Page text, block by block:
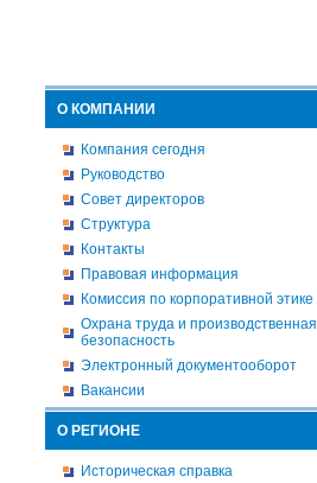
О КОМПАНИИ
Компания сегодня
Руководство
Совет директоров
Структура
Контакты
Правовая информация
Комиссия по корпоративной этике
Охрана труда и производственная
безопасность
Электронный документооборот
Вакансии
О РЕГИОНЕ
Историческая справка